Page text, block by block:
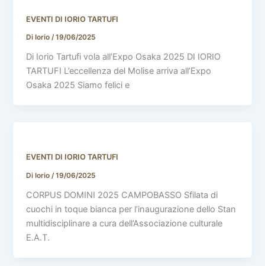
EVENTI DI IORIO TARTUFI
Di Iorio/19/06/2025
Di Iorio Tartufi vola all’Expo Osaka 2025 DI IORIO
TARTUFI L’eccellenza del Molise arriva all’Expo
Osaka 2025 Siamo felici e
EVENTI DI IORIO TARTUFI
Di Iorio/19/06/2025
CORPUS DOMINI 2025 CAMPOBASSO Sfilata di
cuochi in toque bianca per l’inaugurazione dello Stan
multidisciplinare a cura dell’Associazione culturale
E.A.T.